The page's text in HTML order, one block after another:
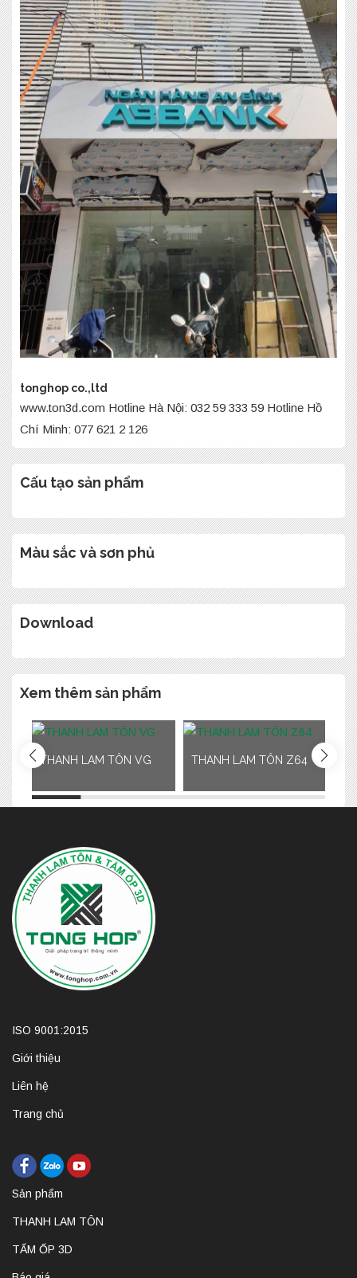
tonghop co.,ltd
www.ton3d.com Hotline Hà Nội: 032 59 333 59 Hotline Hồ
Chí Minh: 077 621 2 126
Cấu tạo sản phẩm
Màu sắc và sơn phủ
Download
Xem thêm sản phẩm
THANH LAM TÔN VG THANH LAM TÔN Z64
ISO 9001:2015
Giới thiệu
Liên hệ
Trang chủ
Sản phẩm
THANH LAM TÔN
TẤM ỐP 3D